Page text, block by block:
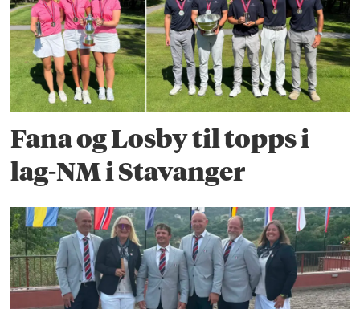
Fana og Losby til topps i
lag-NM i Stavanger